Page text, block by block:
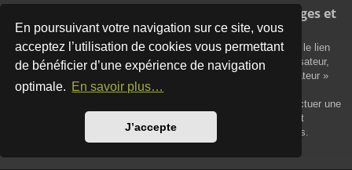
En poursuivant votre navigation sur ce site, vous
acceptez l’utilisation de cookies vous permettant
de bénéficier d’une expérience de navigation
optimale. En savoir plus…
J’accepte
Comment puis-je retrouver mes propres messages et
sujets ?
Vos propres messages peuvent être affichés soit en cliquant sur le lien
« Afficher vos messages » dans le panneau de contrôle de l’utilisateur,
soit en cliquant sur le lien « Rechercher les messages de l’utilisateur »
sur la page de votre propre profil ou soit en cliquant sur le menu
« Raccourcis » situé sur la partie supérieure du forum. Pour effectuer une
recherche de vos propres sujets, utilisez la recherche avancée et
remplissez convenablement les options qui vous sont disponibles.